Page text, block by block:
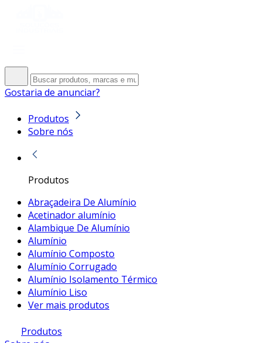
Gostaria de anunciar?
Produtos
Sobre nós
Produtos
Abraçadeira De Alumínio
Acetinador alumínio
Alambique De Alumínio
Alumínio
Alumínio Composto
Alumínio Corrugado
Alumínio Isolamento Térmico
Alumínio Liso
Ver mais produtos
Produtos